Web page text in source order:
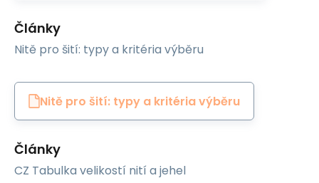
Články
Nitě pro šití: typy a kritéria výběru
Nitě pro šití: typy a kritéria výběru
Články
CZ Tabulka velikostí nití a jehel